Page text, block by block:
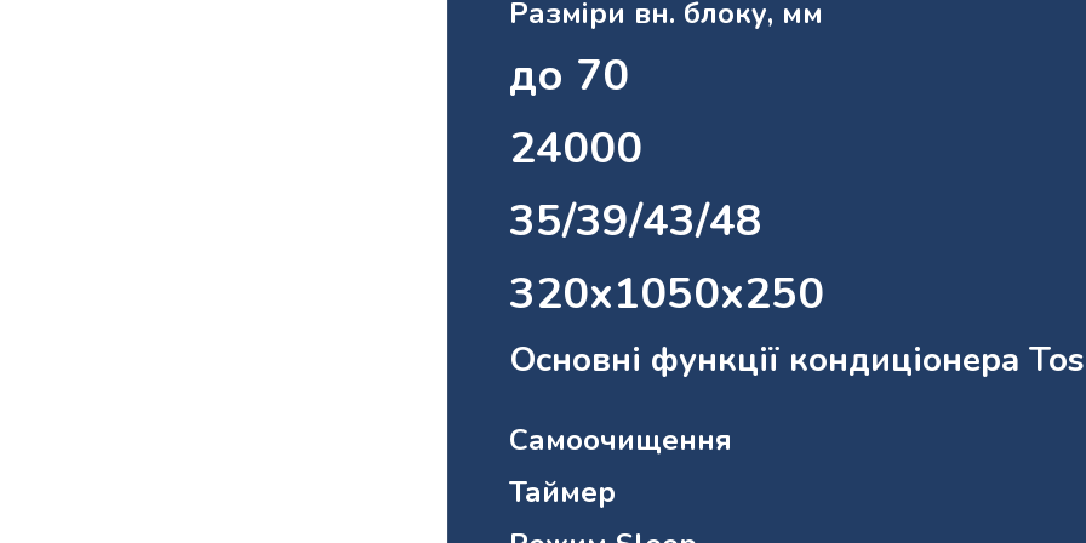
Разміри вн. блоку, мм
до 70
24000
35/39/43/48
320x1050x250
Основні функції кондиціонера
Самоочищення
Таймер